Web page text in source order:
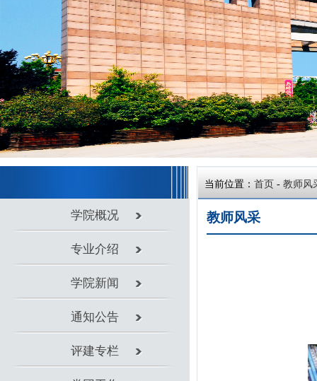
学院概况
专业介绍
通知公告
评建专栏
党团工作
实验室建设
当前位置：首页-教师风采
教师风采